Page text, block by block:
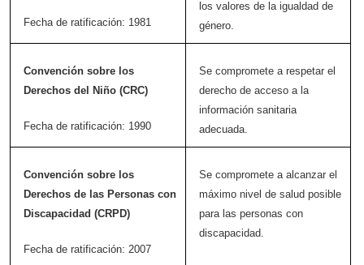
Fecha de ratificación: 1981
los valores de la igualdad de
género.
Convención sobre los
Derechos del Niño (CRC)
Fecha de ratificación: 1990
Se compromete a respetar el
derecho de acceso a la
información sanitaria
adecuada.
Convención sobre los
Derechos de las Personas con
Discapacidad (CRPD)
Fecha de ratificación: 2007
Se compromete a alcanzar el
máximo nivel de salud posible
para las personas con
discapacidad.